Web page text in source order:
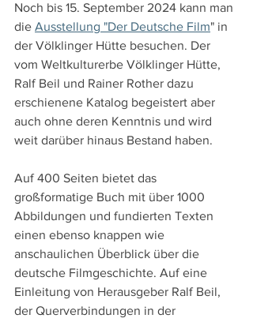
Noch bis 15. September 2024 kann man
die Ausstellung "Der Deutsche Film" in
der Völklinger Hütte besuchen. Der
vom Weltkulturerbe Völklinger Hütte,
Ralf Beil und Rainer Rother dazu
erschienene Katalog begeistert aber
auch ohne deren Kenntnis und wird
weit darüber hinaus Bestand haben.
Auf 400 Seiten bietet das
großformatige Buch mit über 1000
Abbildungen und fundierten Texten
einen ebenso knappen wie
anschaulichen Überblick über die
deutsche Filmgeschichte. Auf eine
Einleitung von Herausgeber Ralf Beil,
der Querverbindungen in der